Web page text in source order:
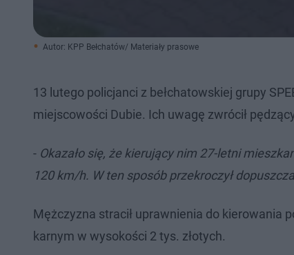
Autor: KPP Bełchatów/ Materiały prasowe
13 lutego policjanci z bełchatowskiej grupy
miejscowości Dubie. Ich uwagę zwrócił
- Okazało się, że kierujący nim 27-letni
120 km/h. W ten sposób przekroczył
Mężczyzna stracił uprawnienia do kierowania
karnym w wysokości 2 tys. złotych.